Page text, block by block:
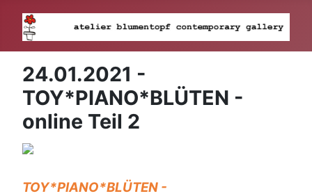
24.01.2021 -
TOY*PIANO*BLÜTEN -
online Teil 2
TOY*PIANO*BLÜTEN -